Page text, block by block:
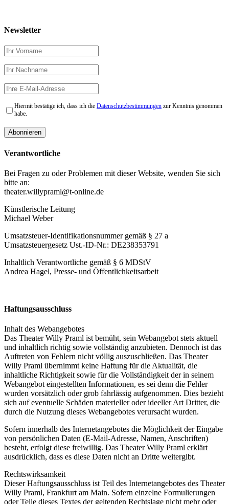
Newsletter
Hiermit bestätige ich, dass ich die Datenschutzbestimmungen zur Kenntnis genommen
habe.
Verantwortliche
Bei Fragen zu oder Problemen mit dieser Website, wenden Sie sich
bitte an:
theater.willypraml@t-online.de
Künstlerische Leitung
Michael Weber
Umsatzsteuer-Identifikationsnummer gemäß § 27 a
Umsatzsteuergesetz Ust.-ID-Nr.: DE238353791
Inhaltlich Verantwortliche gemäß § 6 MDStV
Andrea Hagel, Presse- und Öffentlichkeitsarbeit
Haftungsausschluss
Inhalt des Webangebotes
Das Theater Willy Praml ist bemüht, sein Webangebot stets aktuell
und inhaltlich richtig sowie vollständig anzubieten. Dennoch ist das
Auftreten von Fehlern nicht völlig auszuschließen. Das Theater
Willy Praml übernimmt keine Haftung für die Aktualität, die
inhaltliche Richtigkeit sowie für die Vollständigkeit der in seinem
Webangebot eingestellten Informationen, es sei denn die Fehler
wurden vorsätzlich oder grob fahrlässig aufgenommen. Dies bezieht
sich auf eventuelle Schäden materieller oder ideeller Art Dritter, die
durch die Nutzung dieses Webangebotes verursacht wurden.
Sofern innerhalb des Internetangebotes die Möglichkeit der Eingabe
von persönlichen Daten (E-Mail-Adresse, Namen, Anschriften)
besteht, erfolgt diese freiwillig. Das Theater Willy Praml erklärt
ausdrücklich, dass es diese Daten nicht an Dritte weitergibt.
Rechtswirksamkeit
Dieser Haftungsausschluss ist Teil des Internetangebotes des Theater
Willy Praml, Frankfurt am Main. Sofern einzelne Formulierungen
oder Teile dieses Textes der geltenden Rechtslage nicht mehr oder